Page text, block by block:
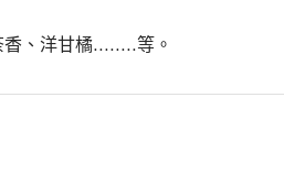
、洋甘橘........等。